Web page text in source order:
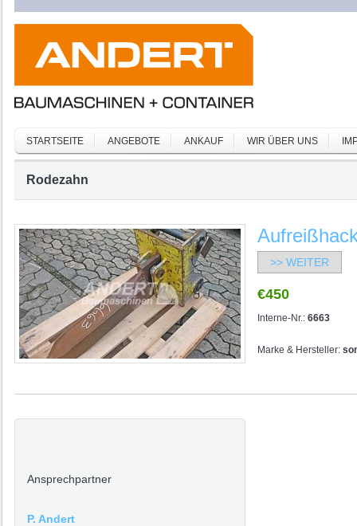
STARTSEITE ANGEBOTE ANKAUF WIR ÜBER UNS
Rodezahn
>> WEITER
€450
Interne-Nr.: 6663
Marke & Hersteller:
Ansprechpartner
P. Andert